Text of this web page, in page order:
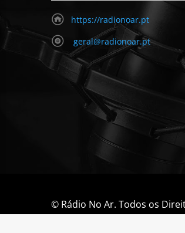
https://radionoar.pt
geral@radionoar.pt
© Rádio No Ar. Todos os